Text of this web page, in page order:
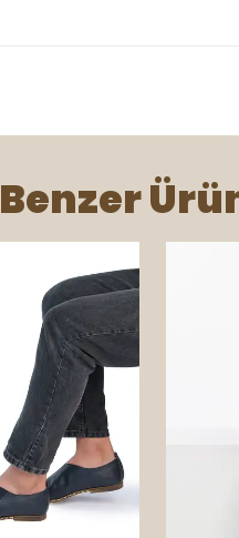
Benzer